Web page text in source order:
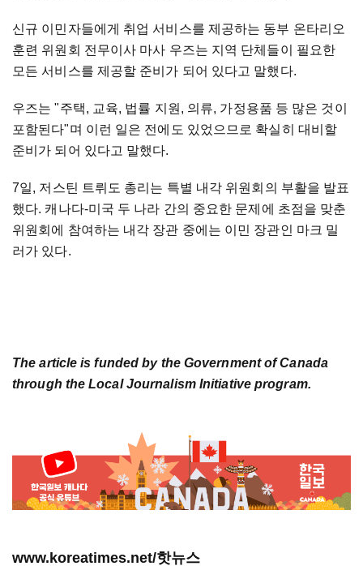
신규 이민자들에게 취업 서비스를 제공하는 동부 온타리오
훈련 위원회 전무이사 마사 우즈는 지역 단체들이 필요한
모든 서비스를 제공할 준비가 되어 있다고 말했다.
우즈는 "주택, 교육, 법률 지원, 의류, 가정용품 등 많은 것이
포함된다"며 이런 일은 전에도 있었으므로 확실히 대비할
준비가 되어 있다고 말했다.
7일, 저스틴 트뤼도 총리는 특별 내각 위원회의 부활을 발표
했다. 캐나다-미국 두 나라 간의 중요한 문제에 초점을 맞춘
위원회에 참여하는 내각 장관 중에는 이민 장관인 마크 밀
러가 있다.
The article is funded by the Government of Canada
through the Local Journalism Initiative program.
www.koreatimes.net/핫뉴스